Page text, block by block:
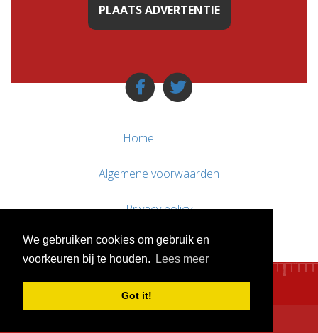
We gebruiken cookies om gebruik en
voorkeuren bij te houden.
Lees meer
Got it!
PLAATS ADVERTENTIE
Home
Algemene voorwaarden
Privacy policy
Contact / Support